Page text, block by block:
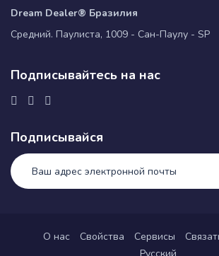
Dream Dealer® Бразилия
Средний. Паулиста, 1009 - Сан-Паулу - SP
Подписывайтесь на нас
Подписывайся
О нас Свойства Сервисы
Русский